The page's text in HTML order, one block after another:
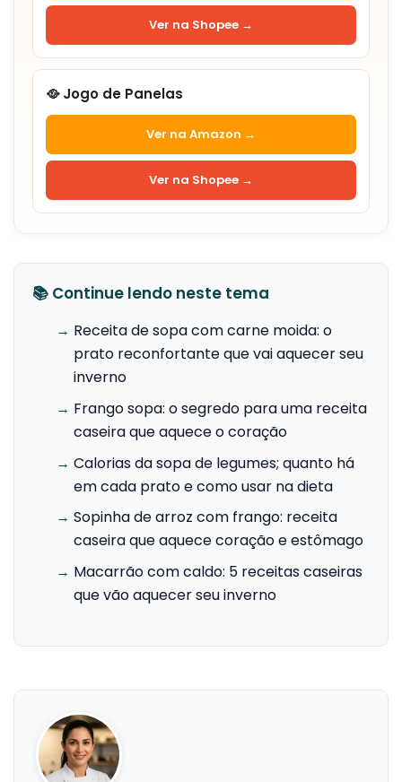
Ver na Shopee →
🥘 Jogo de Panelas
Ver na Amazon →
Ver na Shopee →
📚 Continue lendo neste tema
→ Receita de sopa com carne moida: o
prato reconfortante que vai aquecer seu
inverno
→ Frango sopa: o segredo para uma receita
caseira que aquece o coração
→ Calorias da sopa de legumes; quanto há
em cada prato e como usar na dieta
→ Sopinha de arroz com frango: receita
caseira que aquece coração e estômago
→ Macarrão com caldo: 5 receitas caseiras
que vão aquecer seu inverno